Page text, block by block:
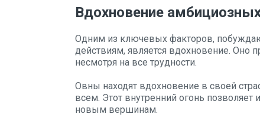
Вдохновение
Одним из ключевых факторов,
действиям, является вдохновение.
несмотря на все трудности.
Овны находят вдохновение в своей
всем. Этот внутренний огонь позволяет
новым вершинам.